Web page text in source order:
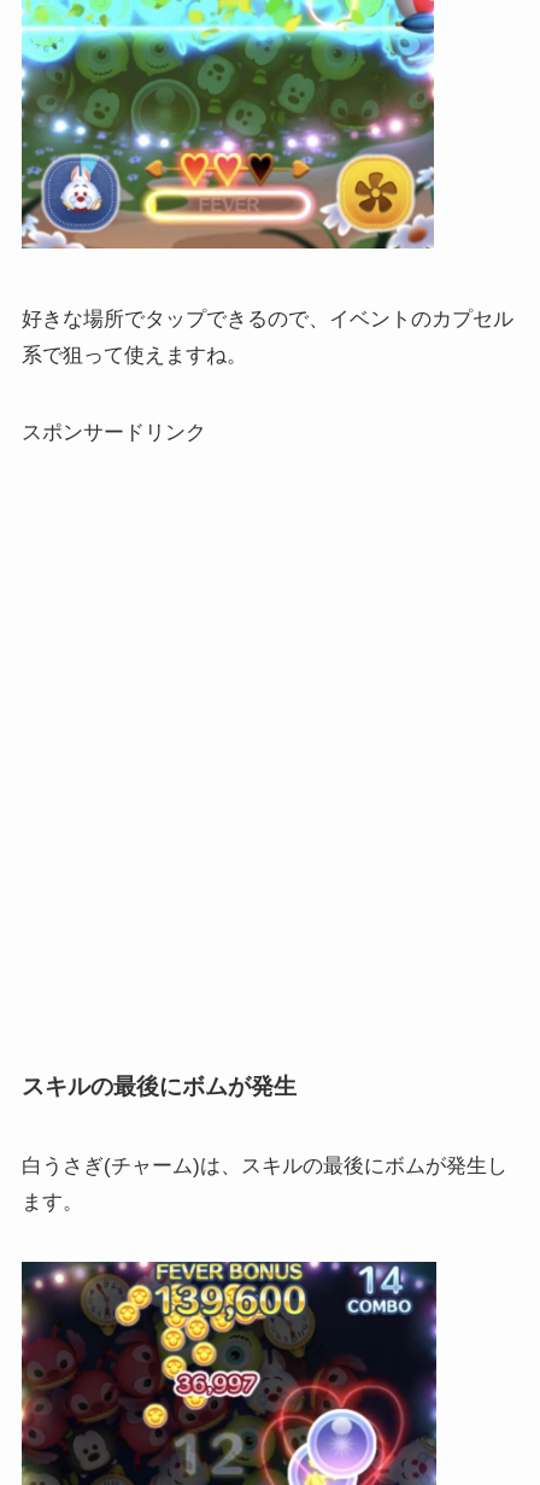
好きな場所でタップできるので、イベントのカプセル
系で狙って使えますね。
スポンサードリンク
スキルの最後にボムが発生
白うさぎ(チャーム)は、スキルの最後にボムが発生し
ます。